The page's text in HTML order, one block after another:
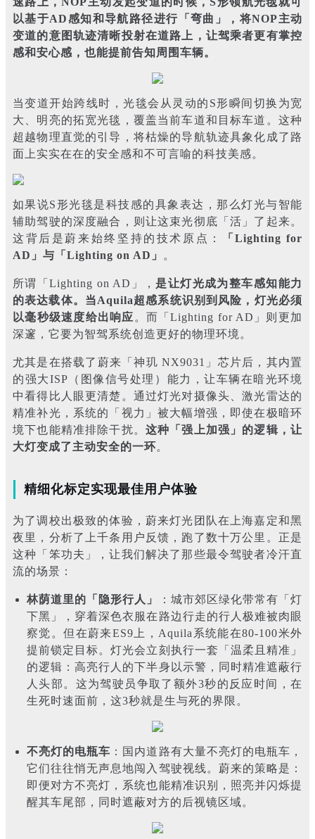
以基于AD感知和导航路径进行「弯曲」，将NOP主动
变道的意图轨迹清晰投射在道路上，让驾乘者更有掌控
感和安心感，也能提前告知周围车辆。
当变道开始跨线时，光毯会从灵动的S形瞬间切换为宽
大、明亮的拓宽光毯，覆盖当前车道和目标车道。这种
超越物理直觉的引导，将枯燥的导航轨迹具象化成了路
面上实实在在的安全感和不可言喻的科技美感。
如果说S形光毯是科技感的具象表达，那么灯光与智能
辅助驾驶的深度融合，则让这束光彻底「活」了起来。
这背后是蔚来始终坚持的技术原点：
「Lighting for
AD」与「Lighting on AD」
。
所谓「Lighting on AD」，是让灯光成为整车感知能力
的表达载体。当Aquila超感系统识别到风险，灯光必须
以毫秒级速度给出响应 。而「Lighting for AD」则更加
深邃，它要为智驾系统创造更好的物理环境。
尤其是在搭载了蔚来「神玑 NX9031」芯片后，其内置
的强大ISP（图像信号处理）能力，让车辆在暗光环境
中看得比人眼更清楚。通过灯光对摄像头、激光雷达的
精准补光，系统的「视力」被大幅增强，即使在极暗环
境下也能精准排除干扰。 这种「强上加强」的逻辑，让
大灯变成了主动安全的一环。
精细化标定实现最佳用户体验
为了调校出极致的体验，蔚来灯光团队在上海嘉定和黑
夜里，分析了上千条用户反馈，跑了数十万公里。正是
这种「笨功夫」，让我们解决了那些最令驾驶者冷汗直
流的场景：
林荫道里的「隐形行人」
：城市郊区绿化带常有「灯
下黑」，穿着深色衣服在路边行走的行人极难被肉眼
察觉。但在蔚来ES9上，Aquila系统能在80-100米外
提前锁定目标。灯光会立刻执行一套「温柔且精准」
的逻辑：高亮行人的下半身以示警，同时精准遮蔽行
人头部。这为驾驶员争取了额外3秒的反应时间，在
生死时速面前，这3秒就是生与死的界限。
不亮灯的电瓶车 ：国内道路有大量不亮灯的电瓶车，
它们往往悄无声息地闯入驾驶视线。蔚来的策略是：
即便对方不亮灯，系统也能精准识别，照亮并闪烁提
醒其车尾部，同时遮蔽对方的后视镜区域。